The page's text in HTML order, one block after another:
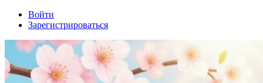
Войти
Зарегистрироваться